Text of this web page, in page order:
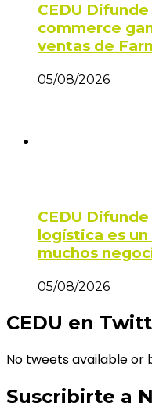
CEDU
commerce
ventas de
05/08/2026
CEDU
logística es
muchos
05/08/2026
CEDU en
No tweets available or
Suscribirte a